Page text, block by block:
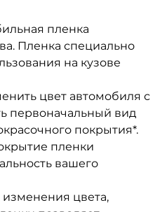
пленка
Пленка специально
на кузове
цвет автомобиля с
первоначальный вид
покрытия*.
пленки
вашего
цвета,